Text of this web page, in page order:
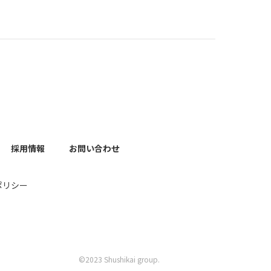
採用情報 お問い合わせ
シー
©︎2023 Shushikai group.